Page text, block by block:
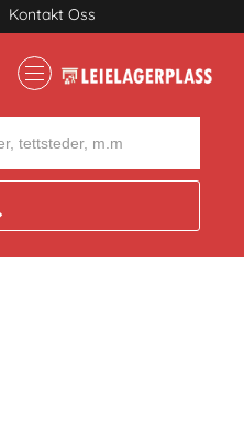
Kontakt Oss